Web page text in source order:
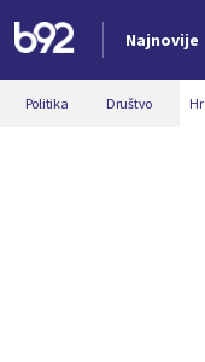
Najnovije
Nova vest
Politika Društvo